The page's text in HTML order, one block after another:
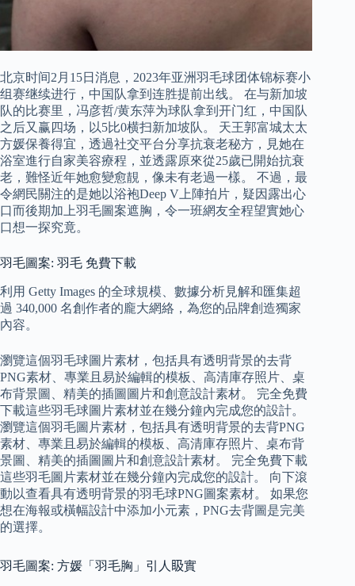
北京时间2月15日消息，2023年亚洲羽毛球团体锦标赛小
组赛继续进行，中国队拿到连胜提前出线。 在与新加坡
队的比赛里，冯彦哲/黄东萍为球队拿到开门红，中国队
之后又赢四场，以5比0横扫新加坡队。 天王郭富城太太
方媛保養得宜，透過社交平台分享抗衰老秘方，見她在
浴室進行自家美容療程，並透露原來從25歲已開始抗衰
老，難怪近年她愈變愈靚，像未有老過一樣。 不過，最
令網民關注的是她以浴袍Deep V上陣拍片，疑因露出心
口而後期加上羽毛圖案遮胸，令一班網友全程望實她心
口想一探究竟。
羽毛圖案: 羽毛 免費下載
利用 Getty Images 的全球規模、數據分析見解和匯集超
過 340,000 名創作者的龐大網絡，為您的品牌創造獨家
內容。
瀏覽這個羽毛球圖片素材，包括具有透明背景的去背
PNG素材、專業且易於編輯的模板、高清庫存照片、桌
布背景圖、精美的插圖圖片和創意設計素材。 完全免費
下載這些羽毛球圖片素材並在幾分鐘內完成您的設計。
瀏覽這個羽毛圖片素材，包括具有透明背景的去背PNG
素材、專業且易於編輯的模板、高清庫存照片、桌布背
景圖、精美的插圖圖片和創意設計素材。 完全免費下載
這些羽毛圖片素材並在幾分鐘內完成您的設計。 向下滾
動以查看具有透明背景的羽毛球PNG圖案素材。 如果您
想在海報或橫幅設計中添加小元素，PNG去背圖是完美
的選擇。
羽毛圖案: 方媛「羽毛胸」引人𥄫實